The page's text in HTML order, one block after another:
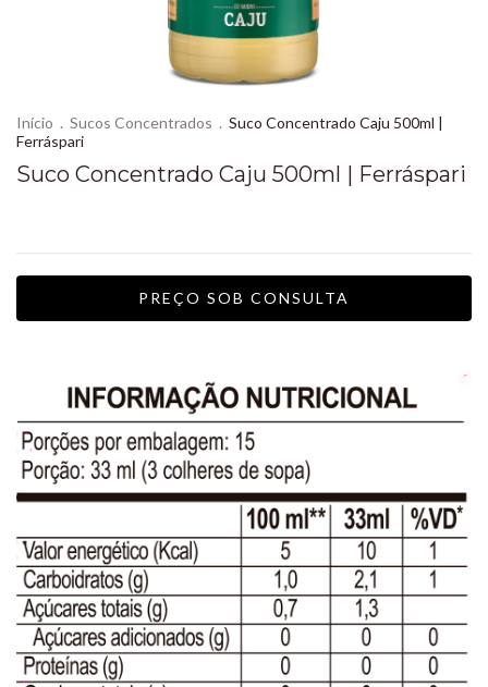
Início . Sucos Concentrados . Suco Concentrado Caju 500ml |
Ferráspari
Suco Concentrado Caju 500ml | Ferráspari